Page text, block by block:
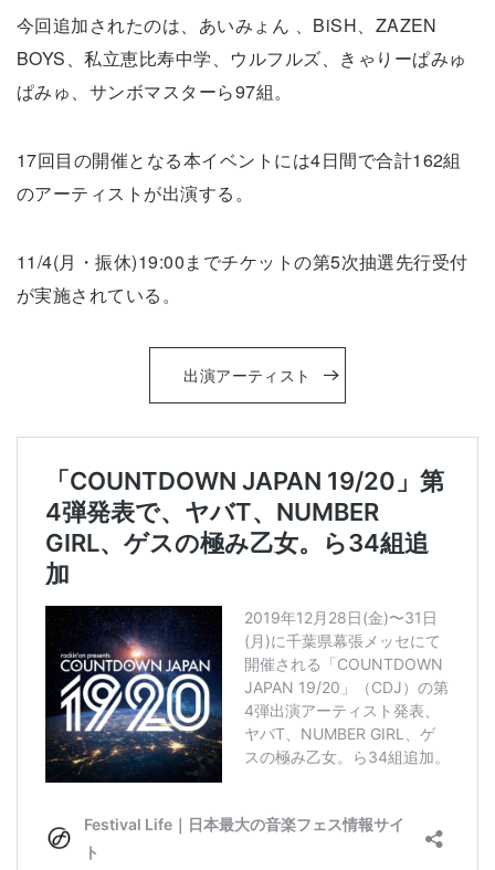
今回追加されたのは、あいみょん 、BiSH、ZAZEN
BOYS、私立恵比寿中学、ウルフルズ、きゃりーぱみゅ
ぱみゅ、サンボマスターら97組。
17回目の開催となる本イベントには4日間で合計162組
のアーティストが出演する。
11/4(月・振休)19:00までチケットの第5次抽選先行受付
が実施されている。
出演アーティスト